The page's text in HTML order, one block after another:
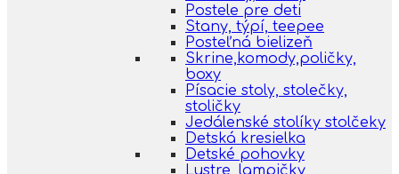
Postele pre deti
Stany, týpí, teepee
Posteľná bielizeň
Skrine,komody,poličky,
boxy
Písacie stoly, stolečky,
stoličky
Jedálenské stolíky stolčeky
Detská kresielka
Detské pohovky
Lustre, lampičky